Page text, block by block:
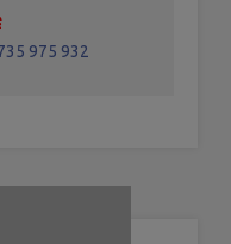
975 932